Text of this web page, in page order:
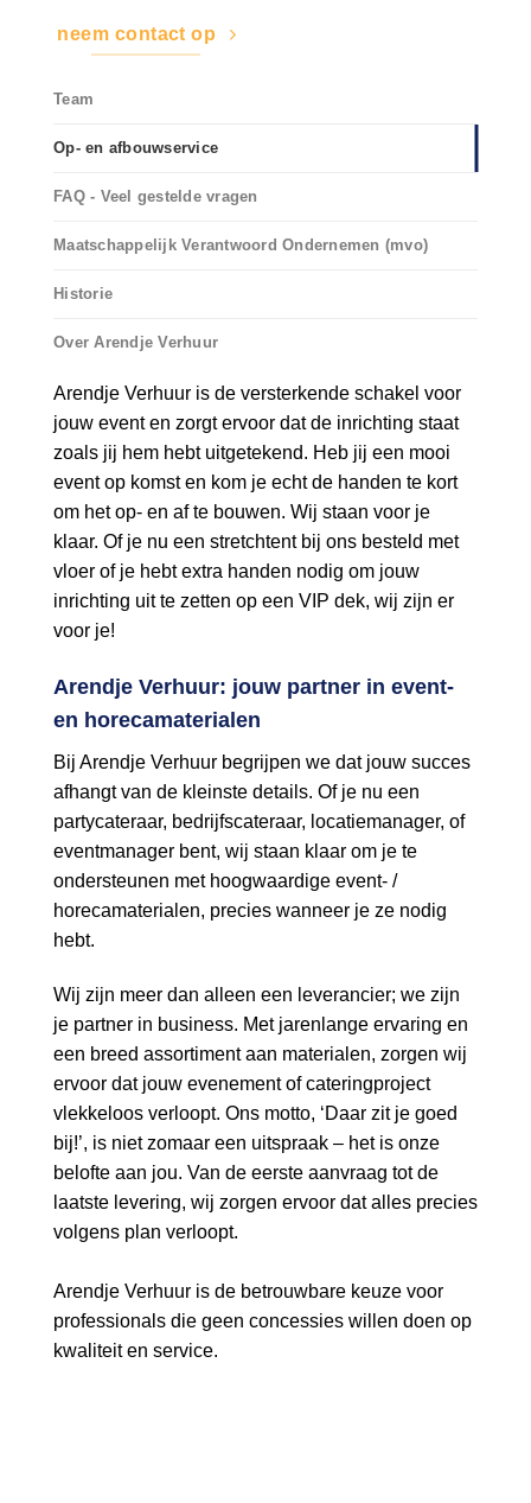
neem contact op
Team
Op- en afbouwservice
FAQ - Veel gestelde vragen
Maatschappelijk Verantwoord Ondernemen (mvo)
Historie
Over Arendje Verhuur
Arendje Verhuur is de versterkende schakel voor
jouw event en zorgt ervoor dat de inrichting staat
zoals jij hem hebt uitgetekend. Heb jij een mooi
event op komst en kom je echt de handen te kort
om het op- en af te bouwen. Wij staan voor je
klaar. Of je nu een stretchtent bij ons besteld met
vloer of je hebt extra handen nodig om jouw
inrichting uit te zetten op een VIP dek, wij zijn er
voor je!
Arendje Verhuur: jouw partner in event-
en horecamaterialen
Bij Arendje Verhuur begrijpen we dat jouw succes
afhangt van de kleinste details. Of je nu een
partycateraar, bedrijfscateraar, locatiemanager, of
eventmanager bent, wij staan klaar om je te
ondersteunen met hoogwaardige event- /
horecamaterialen, precies wanneer je ze nodig
hebt.
Wij zijn meer dan alleen een leverancier; we zijn
je partner in business. Met jarenlange ervaring en
een breed assortiment aan materialen, zorgen wij
ervoor dat jouw evenement of cateringproject
vlekkeloos verloopt. Ons motto, ‘Daar zit je goed
bij!’, is niet zomaar een uitspraak – het is onze
belofte aan jou. Van de eerste aanvraag tot de
laatste levering, wij zorgen ervoor dat alles precies
volgens plan verloopt.
Arendje Verhuur is de betrouwbare keuze voor
professionals die geen concessies willen doen op
kwaliteit en service.